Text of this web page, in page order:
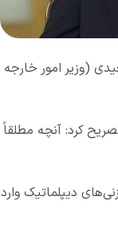
(وزیر امور خارجه
کرد: آنچه مطلقاً
دیپلماتیک وارد